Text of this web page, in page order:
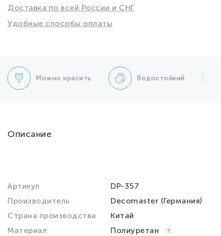
Доставка по всей России и СНГ
Удобные способы оплаты
Можно красить Водостойкий
Описание
Артикул
DP-357
Производитель
Decomaster (Германия)
Страна производства
Китай
Материал
Полиуретан